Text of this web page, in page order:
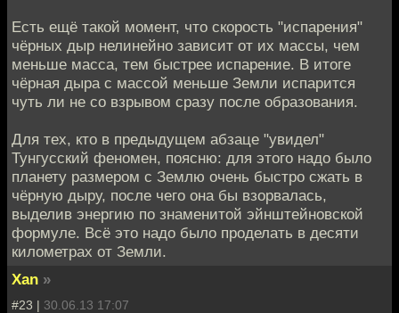
Есть ещё такой момент, что скорость "испарения"
чёрных дыр нелинейно зависит от их массы, чем
меньше масса, тем быстрее испарение. В итоге
чёрная дыра с массой меньше Земли испарится
чуть ли не со взрывом сразу после образования.
Для тех, кто в предыдущем абзаце "увидел"
Тунгусский феномен, поясню: для этого надо было
планету размером с Землю очень быстро сжать в
чёрную дыру, после чего она бы взорвалась,
выделив энергию по знаменитой эйнштейновской
формуле. Всё это надо было проделать в десяти
километрах от Земли.
Xan »
#23 | 30.06.13 17:07